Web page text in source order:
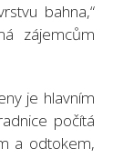
bahna,“
zájemcům
je hlavním
počítá
a odtokem,